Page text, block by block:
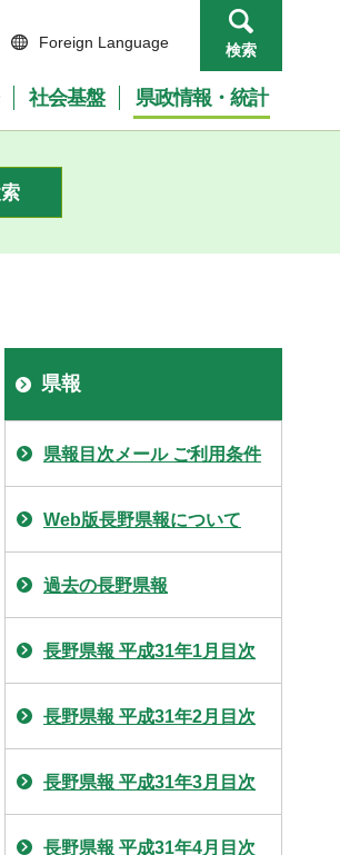
Foreign Language 検索
社会基盤 県政情報・統計
県報
県報目次メール ご利用条件
Web版長野県報について
過去の長野県報
長野県報 平成31年1月目次
長野県報 平成31年2月目次
長野県報 平成31年3月目次
長野県報 平成31年4月目次